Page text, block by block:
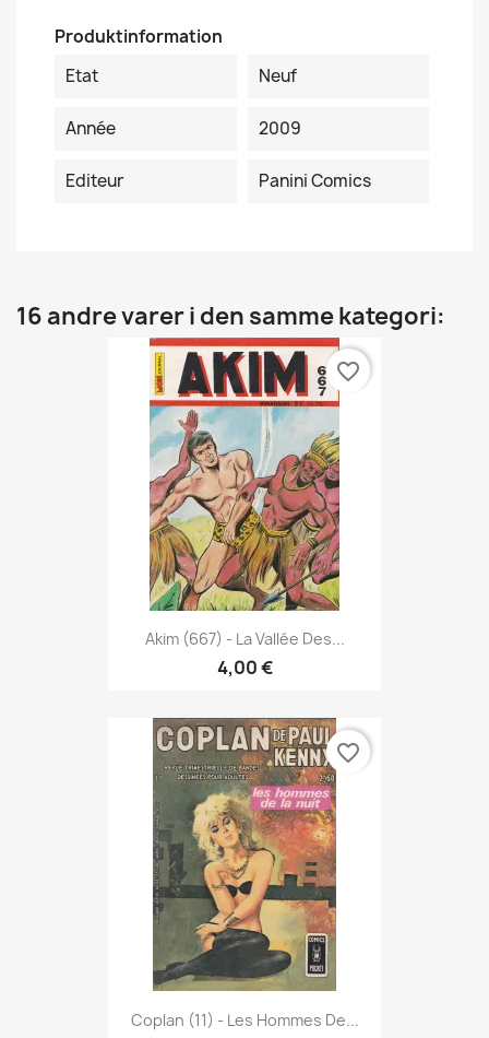
Produktinformation
Etat
Neuf
Année 2009
Editeur Panini Comics
16 andre varer i den samme kategori:
Akim (667) - La Vallée Des...
4,00 €
favorite_border
Coplan (11) - Les Hommes De...
favorite_border